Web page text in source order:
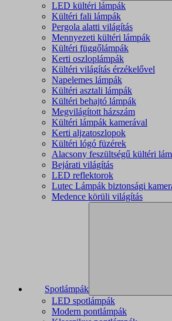
LED kültéri lámpák
Kültéri fali lámpák
Pergola alatti világítás
Mennyezeti kültéri lámpák
Kültéri függőlámpák
Kerti oszloplámpák
Kültéri világítás érzékelővel
Napelemes lámpák
Kültéri asztali lámpák
Kültéri behajtó lámpák
Megvilágított házszám
Kültéri lámpák kamerával
Kerti aljzatoszlopok
Kültéri lógó füzérek
Alacsony feszültségű kültéri
Bejárati világítás
LED reflektorok
Lutec Lámpák biztonsági
Medence körüli világítás
Spotlámpák
LED spotlámpák
Modern pontlámpák